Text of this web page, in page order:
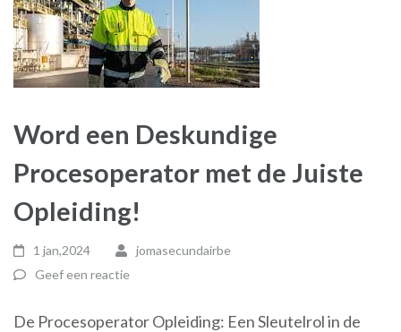
Word een Deskundige
Procesoperator met de Juiste
Opleiding!
1 jan,2024
jomasecundairbe
Geef een reactie
De Procesoperator Opleiding: Een Sleutelrol in de